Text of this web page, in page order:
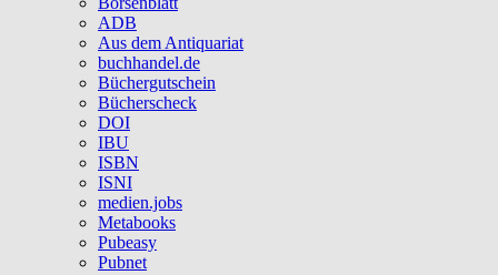
ADB
Aus dem Antiquariat
buchhandel.de
Büchergutschein
Bücherscheck
DOI
IBU
ISBN
ISNI
medien.jobs
Metabooks
Pubeasy
Pubnet